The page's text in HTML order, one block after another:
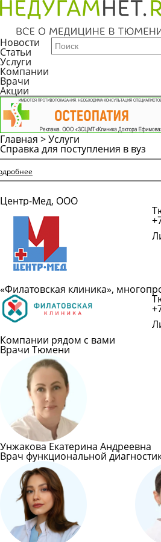
Новости
Статьи
Услуги
Компании
Врачи
Акции
Главная >Услуги
Справка для поступления в вуз
Центр-Мед, ООО
«Филатовская клиника»,
Компании рядом с вами
Врачи Тюмени
Унжакова Екатерина Андреевна
Врач функциональной